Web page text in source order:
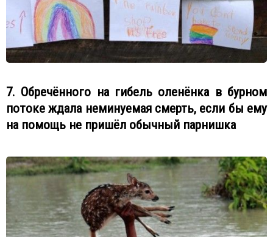
7. Обречённого на гибель оленёнка в бурном
потоке ждала неминуемая смерть, если бы ему
на помощь не пришёл обычный парнишка